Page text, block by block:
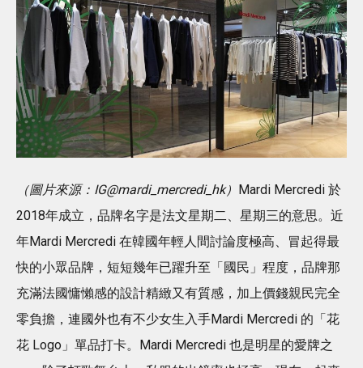
（圖片來源：IG@mardi_mercredi_hk） Mardi Mercredi 於
2018年成立，品牌名字是法文星期二、星期三的意思。近
年Mardi Mercredi 在韓國年輕人間討論度極高、冒起得最
快的小眾品牌，短短幾年已躍升至「國民」程度，品牌那
充滿法國慵懶感的設計精緻又有質感，加上價錢親民完全
零負擔，連國外也有不少女生入手Mardi Mercredi 的「花
花 Logo」單品打卡。Mardi Mercredi 也是明星的愛牌之